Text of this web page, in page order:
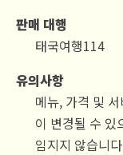
판매 대행
태국여행114
유의사항
메뉴, 가격 및
이 변경될 수 있
임지지 않습니